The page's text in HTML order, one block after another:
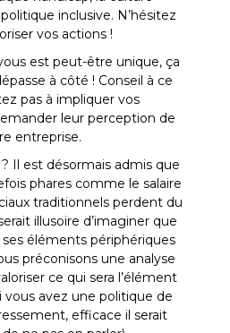
inclusive. N’hésitez
vos actions !
est peut-être unique, ça
à côté ! Conseil à ce
pas à impliquer vos
leur perception de
entreprise.
Il est désormais admis que
phares comme le salaire
traditionnels perdent du
illusoire d’imaginer que
éléments périphériques
préconisons une analyse
ce qui sera l’élément
vous avez une politique de
efficace il serait